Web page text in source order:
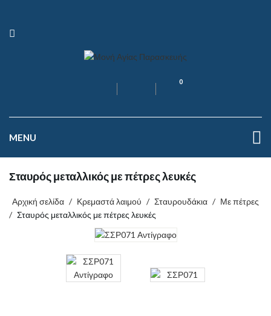
0
MENU
Σταυρός μεταλλικός με πέτρες λευκές
Αρχική σελίδα / Κρεμαστά λαιμού / Σταυρουδάκια / Με πέτρες
/ Σταυρός μεταλλικός με πέτρες λευκές